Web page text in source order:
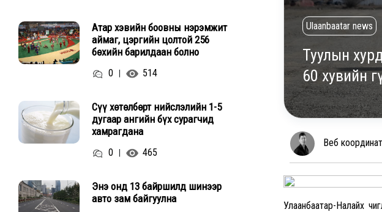
Атар хэвийн боовны нэрэмжит
аймаг, цэргийн цолтой 256
бөхийн барилдаан болно
0 514
Сүү хөтөлбөрт нийслэлийн 1-5
дугаар ангийн бүх сурагчид
хамрагдана
0 465
Энэ онд 13 байршилд шинээр
авто зам байгуулна
Ulaanbaatar news
Туулын
60 хувийн
Веб
Улаанбаатар-Налайх